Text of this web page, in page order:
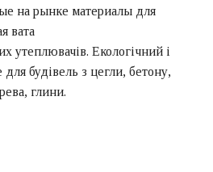
утеплювачів. Екологічний і
будівель з цегли, бетону,
глини.